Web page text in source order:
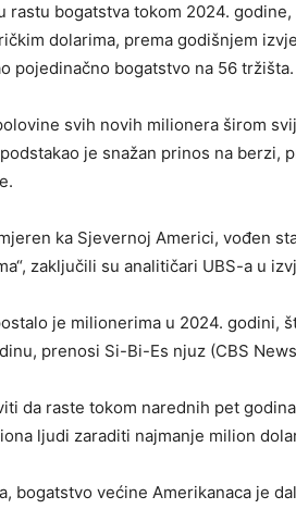
rastu bogatstva tokom 2024.
dolarima, prema godišnjem
pojedinačno bogatstvo na 56 tržišta.
svih novih milionera širom
je snažan prinos na berzi,
ka Sjevernoj Americi, vođen
zaključili su analitičari UBS-a u
je milionerima u 2024. godini,
prenosi Si-Bi-Es njuz (CBS
da raste tokom narednih pet
ljudi zaraditi najmanje milion
bogatstvo većine Amerikanaca je